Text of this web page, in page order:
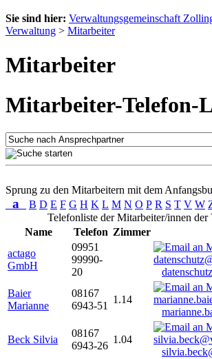
Sie sind hier: Verwaltungsgemeinschaft
Verwaltung > Mitarbeiter
Mitarbeiter
Mitarbeiter-Telefon-
Sprung zu den Mitarbeitern mit dem
a B D E F G H K L M N O P R S T V W
Telefonliste der Mitarbeiter/innen der
Name
Telefon Zimmer
actago
GmbH
09951
99990-
20
Baier
Marianne
08167
6943-51
1.14
Beck Silvia
08167
6943-26
1.04